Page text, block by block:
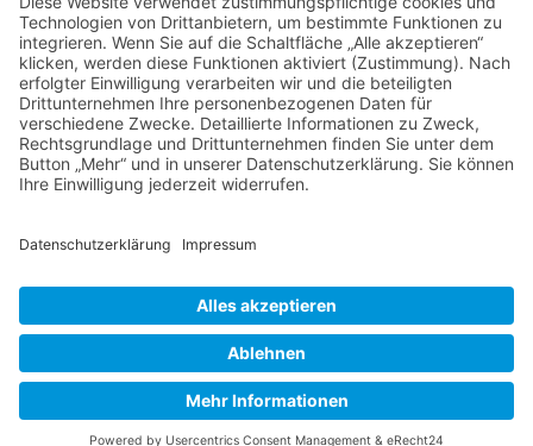
Name*
E-Mail-Adresse *
Name, E-Mail-Adresse und Website in diesem Browser
für meinen nächsten Kommentar speichern.